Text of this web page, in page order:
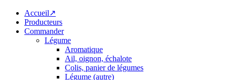
Accueil↗
Producteurs
Commander
Légume
Aromatique
Ail, oignon, échalote
Colis, panier de légumes
Légume (autre)